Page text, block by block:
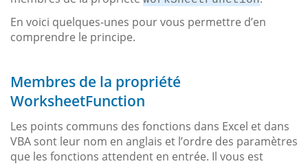
En voici quelques-unes pour vous permettre d’en
comprendre le principe.
Membres de la propriété
WorksheetFunction
Les points communs des fonctions dans Excel et dans
VBA sont leur nom en anglais et l’ordre des paramètres
que les fonctions attendent en entrée. Il vous est